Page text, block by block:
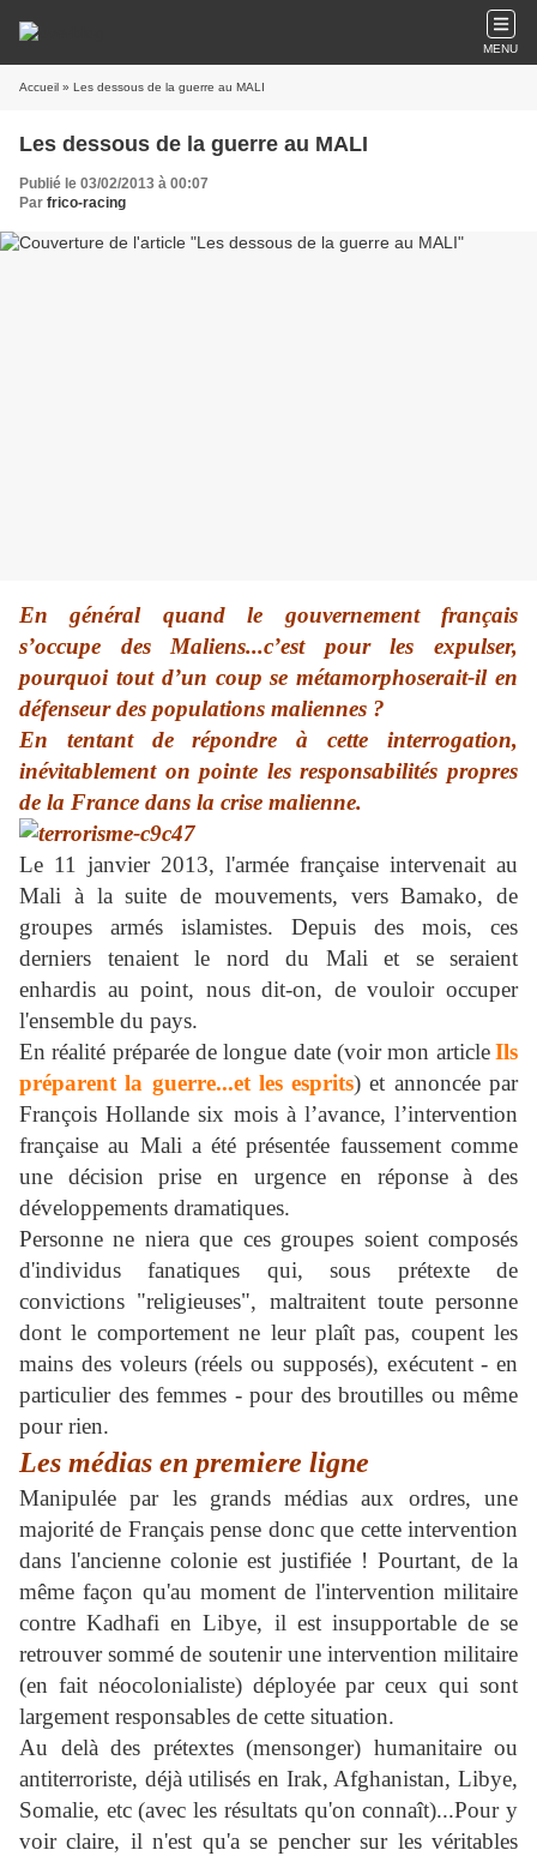
MENU
Accueil » Les dessous de la guerre au MALI
Les dessous de la guerre au MALI
Publié le 03/02/2013 à 00:07
Par frico-racing
En général quand le gouvernement français
s’occupe des Maliens...c’est pour les expulser,
pourquoi tout d’un coup se métamorphoserait-il en
défenseur des populations maliennes ?
En tentant de répondre à cette interrogation,
inévitablement on pointe les responsabilités propres
de la France dans la crise malienne.
Le 11 janvier 2013, l'armée française intervenait au
Mali à la suite de mouvements, vers Bamako, de
groupes armés islamistes. Depuis des mois, ces
derniers tenaient le nord du Mali et se seraient
enhardis au point, nous dit-on, de vouloir occuper
l'ensemble du pays.
En réalité préparée de longue date (voir mon article Ils
préparent la guerre...et les esprits) et annoncée par
François Hollande six mois à l’avance, l’intervention
française au Mali a été présentée faussement comme
une décision prise en urgence en réponse à des
développements dramatiques.
Personne ne niera que ces groupes soient composés
d'individus fanatiques qui, sous prétexte de
convictions "religieuses", maltraitent toute personne
dont le comportement ne leur plaît pas, coupent les
mains des voleurs (réels ou supposés), exécutent - en
particulier des femmes - pour des broutilles ou même
pour rien.
Les médias en premiere ligne
Manipulée par les grands médias aux ordres, une
majorité de Français pense donc que cette intervention
dans l'ancienne colonie est justifiée ! Pourtant, de la
même façon qu'au moment de l'intervention militaire
contre Kadhafi en Libye, il est insupportable de se
retrouver sommé de soutenir une intervention militaire
(en fait néocolonialiste) déployée par ceux qui sont
largement responsables de cette situation.
Au delà des prétextes (mensonger) humanitaire ou
antiterroriste, déjà utilisés en Irak, Afghanistan, Libye,
Somalie, etc (avec les résultats qu'on connaît)...Pour y
voir claire, il n'est qu'a se pencher sur les véritables